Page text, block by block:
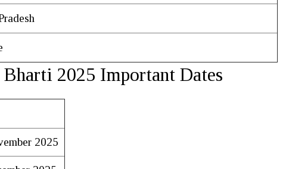
2025 Important Dates
2025